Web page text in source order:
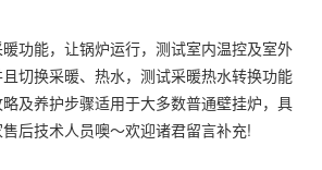
能，让锅炉运行，测试室内温控及室外
切换采暖、热水，测试采暖热水转换功能
及养护步骤适用于大多数普通壁挂炉，具
后技术人员噢～欢迎诸君留言补充!